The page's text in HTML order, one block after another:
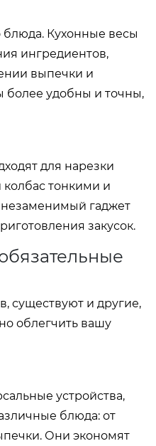
блюда. Кухонные весы
ингредиентов,
выпечки и
более удобны и точны,
для нарезки
тонкими и
гаджет
закусок.
существуют и другие,
облегчить вашу
устройства,
блюда: от
Они экономят